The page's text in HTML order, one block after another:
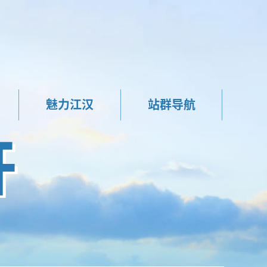
魅力江汉 站群导航